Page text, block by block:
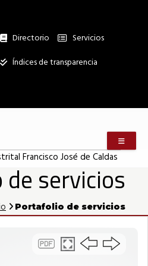
Directorio
Institucional
Servicios
Índices de transparencia
Francisco José de Caldas
servicios
Portafolio de servicios